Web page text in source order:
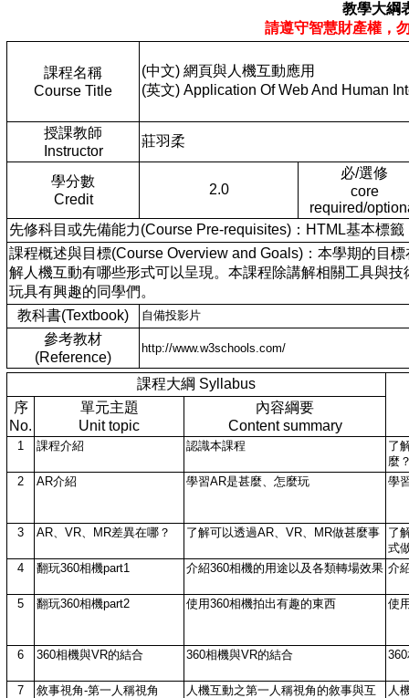
教學大綱
請遵守智慧財產權，
課程名稱
Course Title
(中文) 網頁與人機互動應用
(英文) Application Of Web And Human
授課教師
Instructor
莊羽柔
學分數
Credit
2.0
必/選修
core
required/
先修科目或先備能力(Course Pre-requisites)：HTML基本標籤
課程概述與目標(Course Overview and Goals)：本學期的目
解人機互動有哪些形式可以呈現。本課程除講解相關工具與
玩具有興趣的同學們。
教科書(Textbook)
自備投影片
參考教材
(Reference)
http://www.w3schools.com/
課程大綱 Syllabus
序
No.
單元主題
Unit topic
內容綱要
Content summary
1 課程介紹 認識本課程
了
麼
2
AR介紹 學習AR是甚麼、怎麼玩 學
3 AR、VR、MR差異在哪？ 了解可以透過AR、VR、MR做甚麼事
了
式
4
翻玩360相機part1 介紹360相機的用途以及各類轉場效果 介
5 翻玩360相機part2 使用360相機拍出有趣的東西 使
6 360相機與VR的結合 360相機與VR的結合
7 敘事視角-第一人稱視角
人機互動之第一人稱視角的敘事與互
人